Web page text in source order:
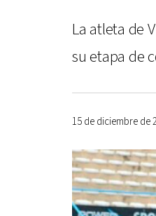
La atleta de
su etapa de
15 de diciembre de